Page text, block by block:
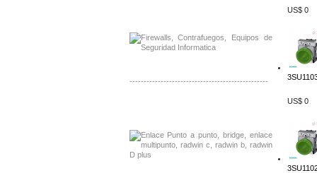
-------------------------------------------------
US$ 0
US$ 0